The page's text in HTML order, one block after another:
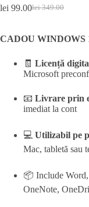
lei349.00
Original
lei 349.00.
lei 99.00Current
lei 99.00.
CADOU WINDOWS
🧾 Licență
Microsoft
📧 Livrare prin
imediat la cont
💻 Utilizabil pe
Mac, tabletă sau
📦 Include
OneNote,